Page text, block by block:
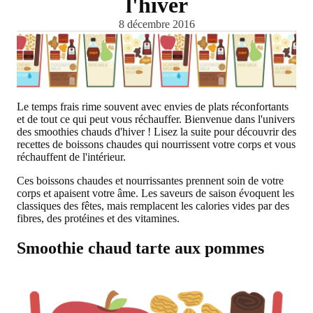
8 décembre 2016
Le temps frais rime souvent avec envies de plats réconfortants
et de tout ce qui peut vous réchauffer. Bienvenue dans l'univers
des smoothies chauds d'hiver ! Lisez la suite pour découvrir des
recettes de boissons chaudes qui nourrissent votre corps et vous
réchauffent de l'intérieur.
Ces boissons chaudes et nourrissantes prennent soin de votre
corps et apaisent votre âme. Les saveurs de saison évoquent les
classiques des fêtes, mais remplacent les calories vides par des
fibres, des protéines et des vitamines.
Smoothie chaud tarte aux pommes